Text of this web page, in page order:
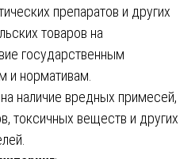
препаратов и других
товаров на
государственным
и нормативам.
наличие вредных примесей,
токсичных веществ и других